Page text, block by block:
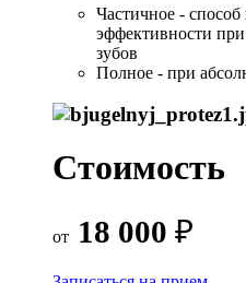
Частичное - способ
эффективности
зубов
Полное - при
Стоимость
от 18 000 ₽